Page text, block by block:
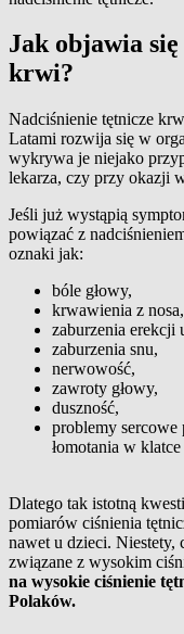
Jak objawia
krwi?
Nadciśnienie tętnicze
Latami rozwija się w
wykrywa je niejako
lekarza, czy przy okazji
Jeśli już wystąpią
powiązać z
oznaki jak:
bóle głowy,
krwawienia z nosa,
zaburzenia erekcji
zaburzenia snu,
nerwowość,
zawroty głowy,
duszność,
problemy sercowe
łomotania w
Dlatego tak istotną
pomiarów ciśnienia
nawet u dzieci. Niestety,
związane z wysokim
na wysokie ciśnienie
Polaków.